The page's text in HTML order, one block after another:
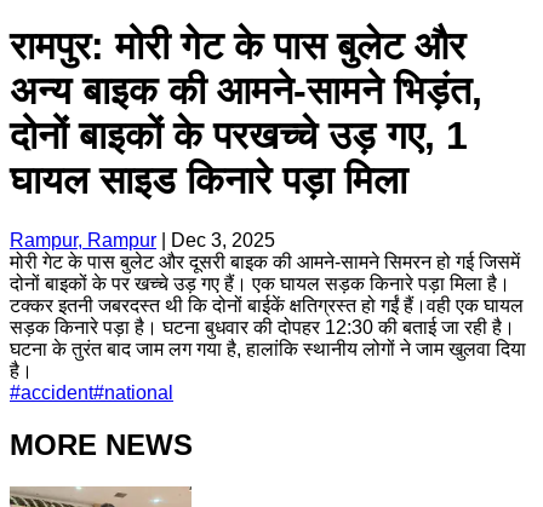
रामपुर: मोरी गेट के पास बुलेट और
अन्य बाइक की आमने-सामने भिड़ंत,
दोनों बाइकों के परखच्चे उड़ गए, 1
घायल साइड किनारे पड़ा मिला
Rampur, Rampur
Dec 3, 2025
मोरी गेट के पास बुलेट और दूसरी बाइक की आमने-सामने सिमरन हो गई जिसमें
दोनों बाइकों के पर खच्चे उड़ गए हैं। एक घायल सड़क किनारे पड़ा मिला है।
टक्कर इतनी जबरदस्त थी कि दोनों बाईकें क्षतिग्रस्त हो गईं हैं।वही एक घायल
सड़क किनारे पड़ा है। घटना बुधवार की दोपहर 12:30 की बताई जा रही है।
घटना के तुरंत बाद जाम लग गया है, हालांकि स्थानीय लोगों ने जाम खुलवा दिया
है।
#accident#national
MORE NEWS